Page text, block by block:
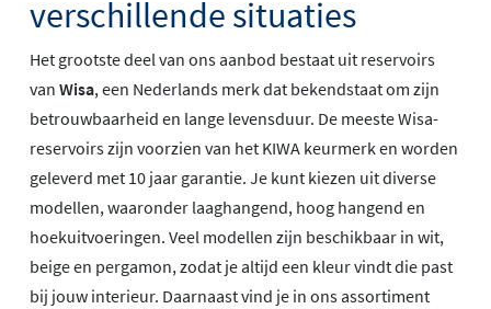
verschillende situaties
Het grootste deel van ons aanbod bestaat uit reservoirs
van Wisa, een Nederlands merk dat bekendstaat om zijn
betrouwbaarheid en lange levensduur. De meeste Wisa-
reservoirs zijn voorzien van het KIWA keurmerk en worden
geleverd met 10 jaar garantie. Je kunt kiezen uit diverse
modellen, waaronder laaghangend, hoog hangend en
hoekuitvoeringen. Veel modellen zijn beschikbaar in wit,
beige en pergamon, zodat je altijd een kleur vindt die past
bij jouw interieur. Daarnaast vind je in ons assortiment